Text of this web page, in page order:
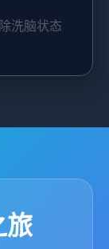
洗脑状态
旅